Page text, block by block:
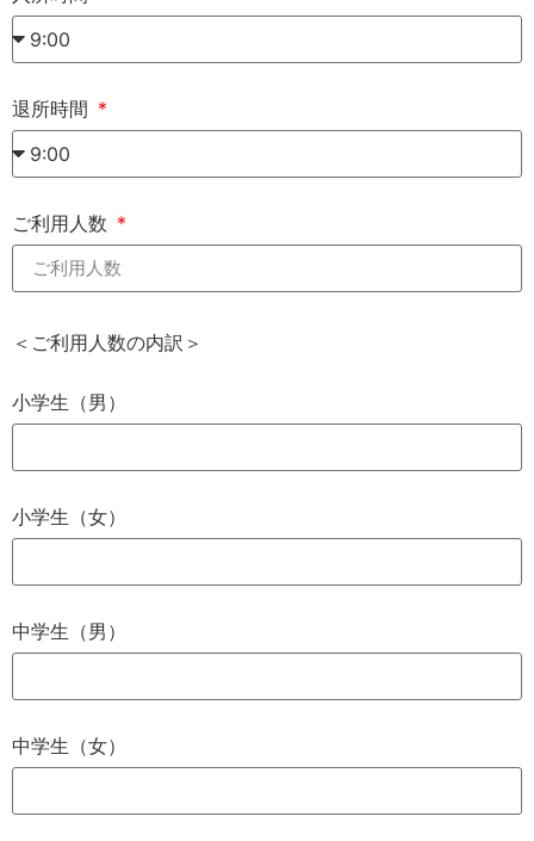
退所時間
ご利用人数
＜ご利用人数の内訳＞
小学生（男）
小学生（女）
中学生（男）
中学生（女）